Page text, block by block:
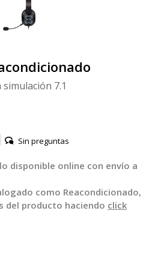
7.1
Sin preguntas
disponible online con envío a
como Reacondicionado,
del producto haciendo click